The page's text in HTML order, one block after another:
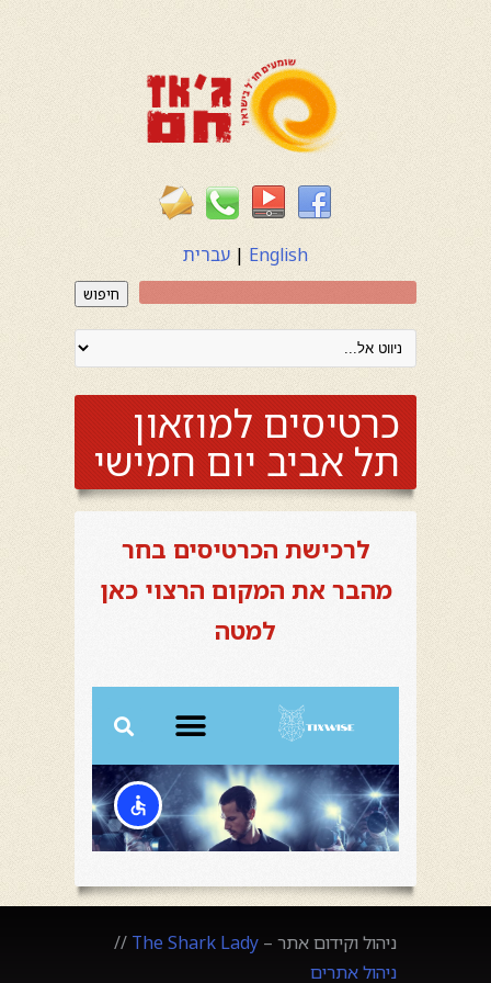
English
| עברית
חיפוש
כרטיסים למוזאון
תל אביב יום חמישי
לרכישת הכרטיסים בחר
מהבר את המקום הרצוי כאן
למטה
ניהול וקידום אתר – The Shark Lady
//
ניהול אתרים